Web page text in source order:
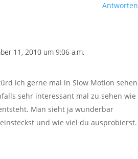
Antworten
11, 2010 um 9:06 a.m.
ich gerne mal in Slow Motion sehen
sehr interessant mal zu sehen wie
Man sieht ja wunderbar
und wie viel du ausprobierst.